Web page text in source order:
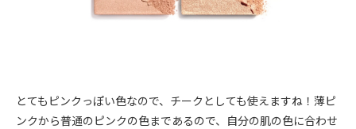
とてもピンクっぽい色なので、チークとしても使えますね！薄ピ
ンクから普通のピンクの色まであるので、自分の肌の色に合わせ